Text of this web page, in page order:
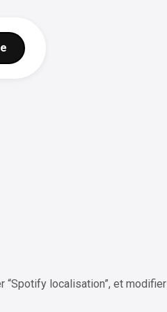
“Spotify localisation”, et modifier